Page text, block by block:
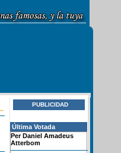
PUBLICIDAD
Última Votada
Per Daniel Amadeus
Atterbom